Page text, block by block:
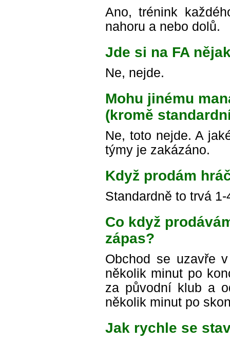
Ano, trénink
nahoru a nebo dolů.
Jde si na FA
Ne, nejde.
Mohu jinému
(kromě
Ne, toto nejde. A
týmy je zakázáno.
Když prodám
Standardně to trvá
Co když
zápas?
Obchod se uzavře
několik minut po
za původní klub a
několik minut po
Jak rychle se